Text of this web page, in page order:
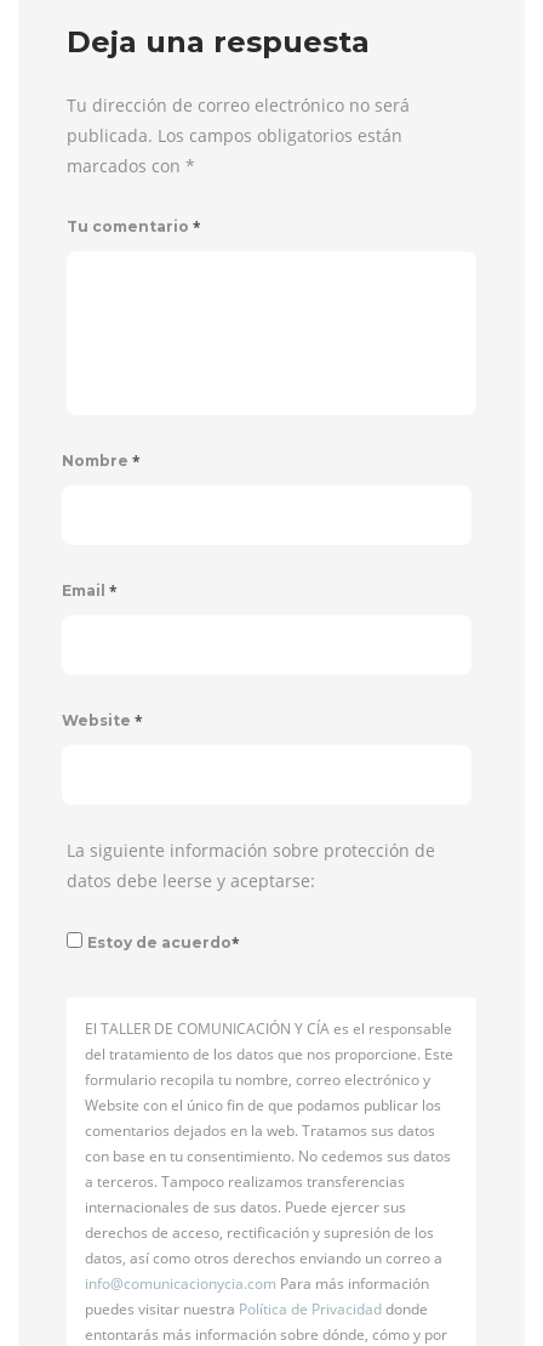
Deja una respuesta
Tu dirección de correo electrónico no será
publicada. Los campos obligatorios están
marcados con *
Tu comentario *
Nombre *
Email *
Website *
La siguiente información sobre protección de
datos debe leerse y aceptarse:
Estoy de acuerdo*
El TALLER DE COMUNICACIÓN Y CÍA es el responsable
del tratamiento de los datos que nos proporcione. Este
formulario recopila tu nombre, correo electrónico y
Website con el único fin de que podamos publicar los
comentarios dejados en la web. Tratamos sus datos
con base en tu consentimiento. No cedemos sus datos
a terceros. Tampoco realizamos transferencias
internacionales de sus datos. Puede ejercer sus
derechos de acceso, rectificación y supresión de los
datos, así como otros derechos enviando un correo a
info@comunicacionycia.com Para más información
puedes visitar nuestra Política de Privacidaddonde
entontarás más información sobre dónde, cómo y por